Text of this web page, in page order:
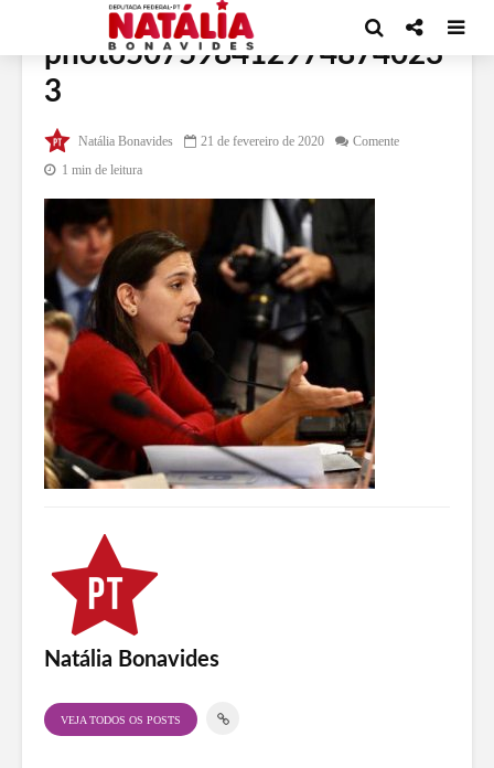
photo507598412974874023
3
Natália Bonavides 21 de fevereiro de 2020
Comente
1 min de leitura
Natália Bonavides
VEJA TODOS OS POSTS